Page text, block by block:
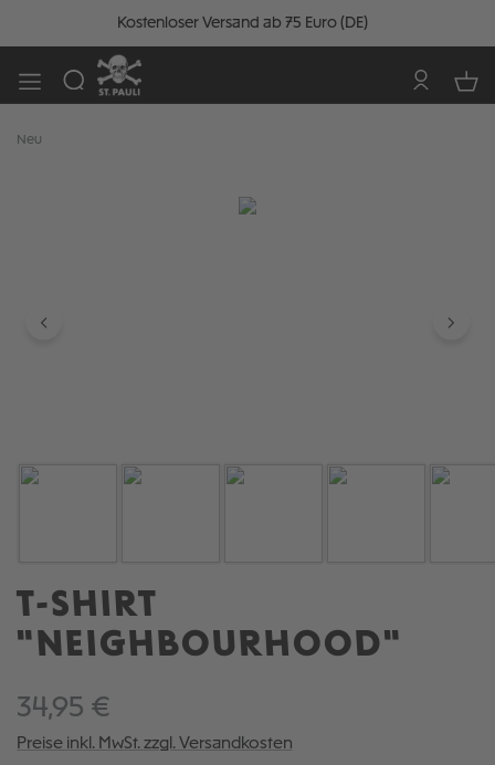
Kostenloser Versand ab 75 Euro (DE)
Neu
T-SHIRT
"NEIGHBOURHOOD"
34,95 €
Preise inkl. MwSt. zzgl. Versandkosten